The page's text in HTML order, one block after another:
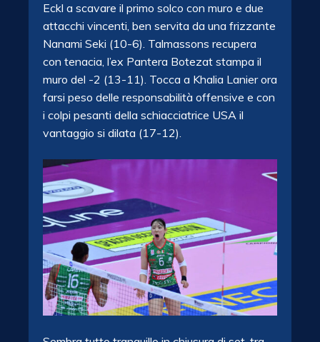
Eckl a scavare il primo solco con muro e due
attacchi vincenti, ben servita da una frizzante
Nanami Seki (10-6). Talmassons recupera
con tenacia, l’ex Pantera Botezat stampa il
muro del -2 (13-11). Tocca a Khalia Lanier ora
farsi peso delle responsabilità offensive e con
i colpi pesanti della schiacciatrice USA il
vantaggio si dilata (17-12).